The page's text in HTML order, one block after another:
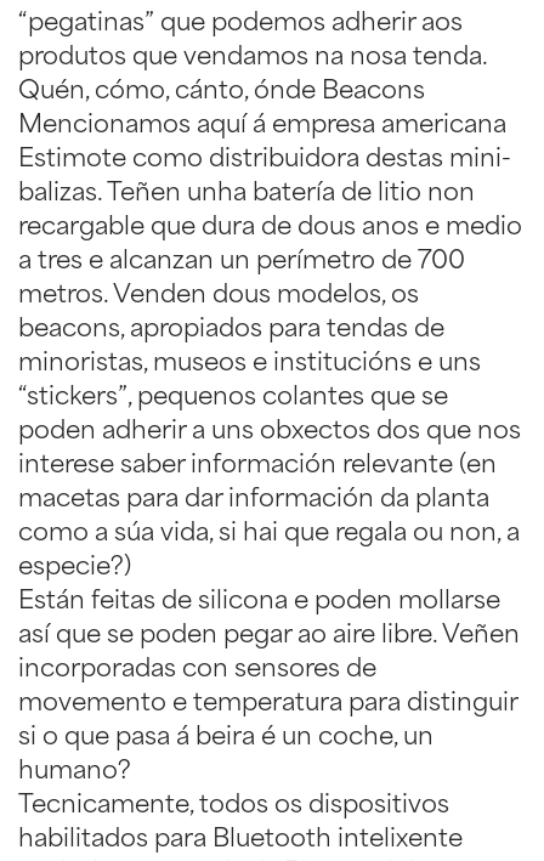
“pegatinas” que podemos adherir aos
produtos que vendamos na nosa tenda.
Quén, cómo, cánto, ónde Beacons
Mencionamos aquí á empresa americana
Estimote como distribuidora destas mini-
balizas. Teñen unha batería de litio non
recargable que dura de dous anos e medio
a tres e alcanzan un perímetro de 700
metros. Venden dous modelos, os
beacons, apropiados para tendas de
minoristas, museos e institucións e uns
“stickers”, pequenos colantes que se
poden adherir a uns obxectos dos que nos
interese saber información relevante (en
macetas para dar información da planta
como a súa vida, si hai que regala ou non, a
especie?)
Están feitas de silicona e poden mollarse
así que se poden pegar ao aire libre. Veñen
incorporadas con sensores de
movemento e temperatura para distinguir
si o que pasa á beira é un coche, un
humano?
Tecnicamente, todos os dispositivos
habilitados para Bluetooth intelixente